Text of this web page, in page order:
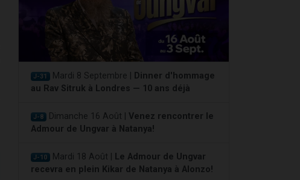
J-31 Mardi 8 Septembre |
Dinner d'hommage
au Rav Sitruk à Londres — 10 ans déjà
J-8 Dimanche 16 Août | Venez rencontrer le
Admour de Ungvar à Natanya!
J-10 Mardi 18 Août |
Le Admour de Ungvar
recevra en plein Kikar de Natanya à Alonzo!